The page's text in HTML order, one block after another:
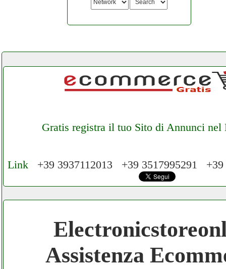
Gratis registra il tuo Sito di Annunci nel
Cerchiamo Collaboratori per Lavoro nel
€ Mese
Gratis registra il tuo Ecommerce nel
Link+39 3937112013 +39 3517995291
Assistenza